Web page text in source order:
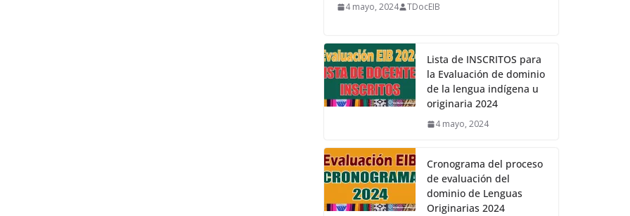
4 mayo, 2024 TDocEIB
Lista de INSCRITOS para
la Evaluación de dominio
de la lengua indígena u
originaria 2024
4 mayo, 2024
Cronograma del proceso
de evaluación del
dominio de Lenguas
Originarias 2024